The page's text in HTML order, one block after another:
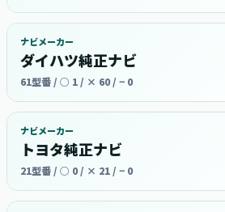
ナビメーカー
ダイハツ純正ナビ
61型番 / ○ 1 / × 60 / − 0
ナビメーカー
トヨタ純正ナビ
21型番 / ○ 0 / × 21 / − 0